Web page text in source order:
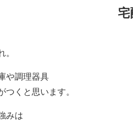
宅
。
や調理器具
つくと思います。
みは